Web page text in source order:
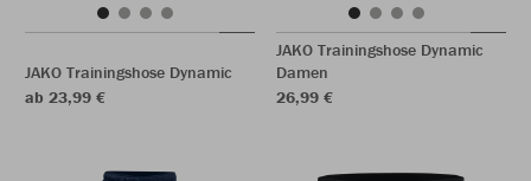
JAKO Trainingshose Dynamic
ab 23,99 €
JAKO Trainingshose Dynamic
Damen
26,99 €